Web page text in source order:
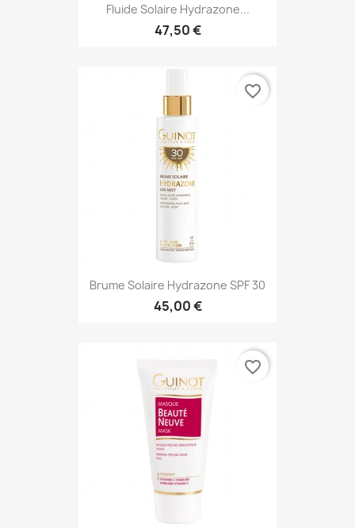
Fluide Solaire Hydrazone...
47,50 €
Brume Solaire Hydrazone SPF 30
45,00 €
favorite_border
favorite_border